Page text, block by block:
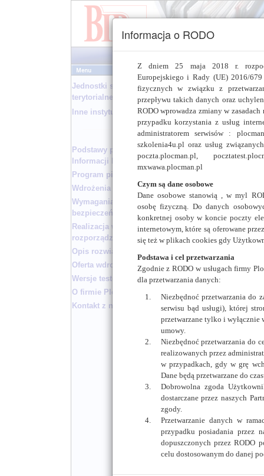
Jednostki samorządu
terytorialnego
Inne instytucje
Podstawy prawne Biuletynu
Informacji Publicznej
Program pilotażowy
Wdrożenia wzorcowe
Wymagania w zakresie
bezpieczeństwa serwisu BIP
Realizacja wymogów
rozporządzenia
Opis rozwiązania
Oferta wdrożenia
Wersje testowe biuletynu
O firmie Plocman
Kontakt z nami
Oferowane przez
szczegółach z
istniejących w
Państwa serwis
czynności
informacji
Oferta dotycząca
minimalizację
jednostkowego
budowa
wykonanie
Eksploatacja to
otoczeniu
oraz
bezpieczeństwa
Chcemy podkreślić,
wyłącznie do
zapewniamy
wyborze
Informacja o RODO
Z dniem 25 maja 2018 r.
Europejskiego i Rady (UE) 2016/
fizycznych w związku z
przepływu takich danych oraz
RODO wprowadza zmiany w
przypadku korzystania z usług
administratorem serwisów :
szkolenia4u.pl oraz usług
poczta.plocman.pl,
mxwawa.plocman.pl
Czym są dane osobowe
Dane osobowe stanowią , w myl
osobę fizyczną. Do danych
konkretnej osoby w koncie poczty
internetowym, które są oferowane
się też w plikach cookies gdy
Podstawa i cel przetwarzania
Zgodnie z RODO w usługach firmy
dla przetwarzania danych:
Niezbędnoć przetwarzania do
serwisu bąd usługi), której
przetwarzane tylko i wyłącznie
umowy.
Niezbędnoć przetwarzania do
realizowanych przez
w przypadkach, gdy w grę
Dane będą przetwarzane do
Dobrowolna zgoda
dostarczane przez naszych
zgody.
Przetwarzanie danych w
przypadku posiadania przez
dopuszczonych przez RODO
celu dostosowanym do danej